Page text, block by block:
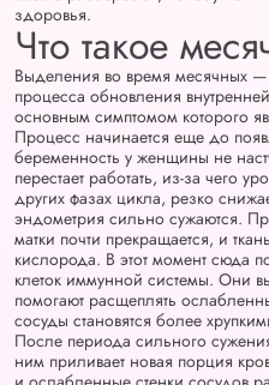
здоровья.
Что такое
Выделения во время месячных —
процесса обновления
основным симптомом которого
Процесс начинается еще до
беременность у женщины не
перестает работать, из-за чего
других фазах цикла, резко
эндометрия сильно сужаются.
матки почти прекращается, и
кислорода. В этот момент сюда
клеток иммунной системы. Они
помогают расщеплять
сосуды становятся более
После периода сильного
ним приливает новая порция